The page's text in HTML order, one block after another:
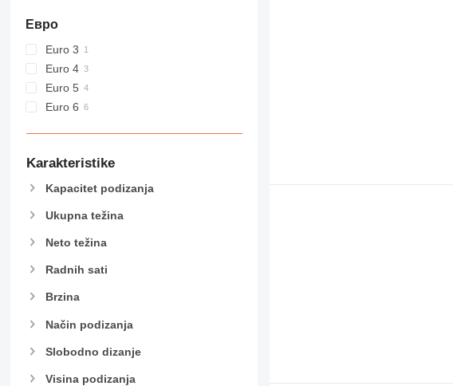
Евро
Euro 3
Euro 4
Euro 5
Euro 6
Karakteristike
Kapacitet podizanja
Ukupna težina
Neto težina
Radnih sati
Brzina
Način podizanja
Slobodno dizanje
Visina podizanja